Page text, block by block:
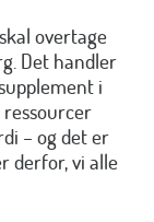
overtage
Det handler
i
– og det er
derfor, vi alle